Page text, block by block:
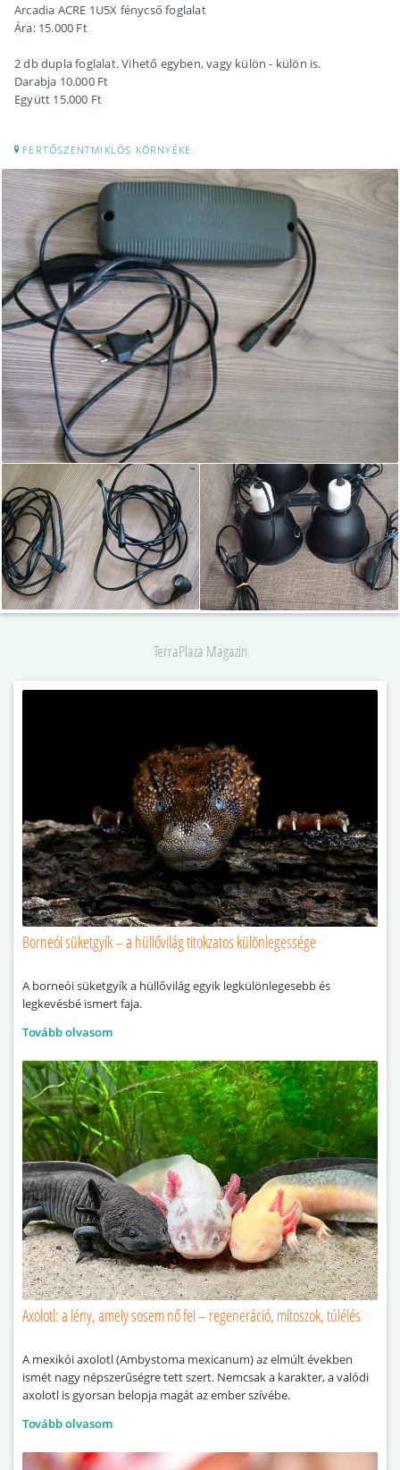
Arcadia ACRE 1U5X fénycső foglalat
Ára: 15.000 Ft
2 db dupla foglalat. Vihető egyben, vagy külön - külön is.
Darabja 10.000 Ft
Együtt 15.000 Ft
FERTŐSZENTMIKLÓS KÖRNYÉKE
TerraPlaza Magazin
Borneói süketgyík – a hüllővilág titokzatos különlegessége
A borneói süketgyík a hüllővilág egyik legkülönlegesebb és
legkevésbé ismert faja.
Tovább olvasom
Axolotl: a lény, amely sosem nő fel – regeneráció, mítoszok, túlélés
A mexikói axolotl (Ambystoma mexicanum) az elmúlt években
ismét nagy népszerűségre tett szert. Nemcsak a karakter, a valódi
axolotl is gyorsan belopja magát az ember szívébe.
Tovább olvasom